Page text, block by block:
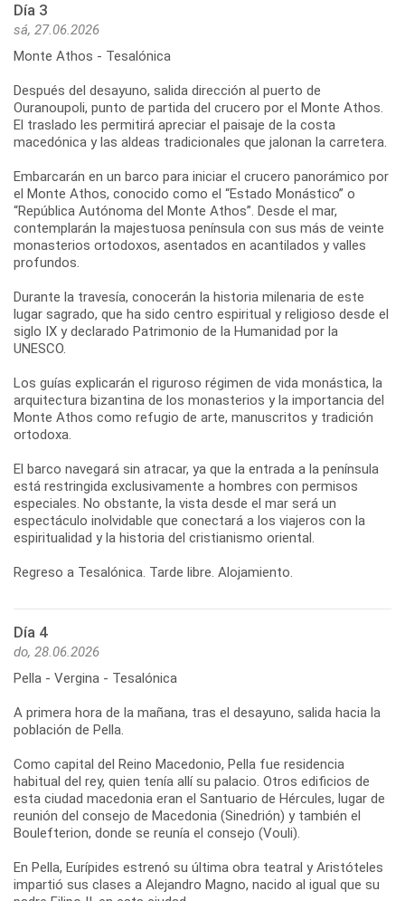
Día 3
sá, 27.06.2026
Monte Athos - Tesalónica
Después del desayuno, salida dirección al puerto de
Ouranoupoli, punto de partida del crucero por el Monte Athos.
El traslado les permitirá apreciar el paisaje de la costa
macedónica y las aldeas tradicionales que jalonan la carretera.
Embarcarán en un barco para iniciar el crucero panorámico por
el Monte Athos, conocido como el “Estado Monástico” o
“República Autónoma del Monte Athos”. Desde el mar,
contemplarán la majestuosa península con sus más de veinte
monasterios ortodoxos, asentados en acantilados y valles
profundos.
Durante la travesía, conocerán la historia milenaria de este
lugar sagrado, que ha sido centro espiritual y religioso desde el
siglo IX y declarado Patrimonio de la Humanidad por la
UNESCO.
Los guías explicarán el riguroso régimen de vida monástica, la
arquitectura bizantina de los monasterios y la importancia del
Monte Athos como refugio de arte, manuscritos y tradición
ortodoxa.
El barco navegará sin atracar, ya que la entrada a la península
está restringida exclusivamente a hombres con permisos
especiales. No obstante, la vista desde el mar será un
espectáculo inolvidable que conectará a los viajeros con la
espiritualidad y la historia del cristianismo oriental.
Día 4
do, 28.06.2026
Pella - Vergina - Tesalónica
A primera hora de la mañana, tras el desayuno, salida hacia la
población de Pella.
Como capital del Reino Macedonio, Pella fue residencia
habitual del rey, quien tenía allí su palacio. Otros edificios de
esta ciudad macedonia eran el Santuario de Hércules, lugar de
reunión del consejo de Macedonia (Sinedrión) y también el
Boulefterion, donde se reunía el consejo (Vouli).
En Pella, Eurípides estrenó su última obra teatral y Aristóteles
impartió sus clases a Alejandro Magno, nacido al igual que su